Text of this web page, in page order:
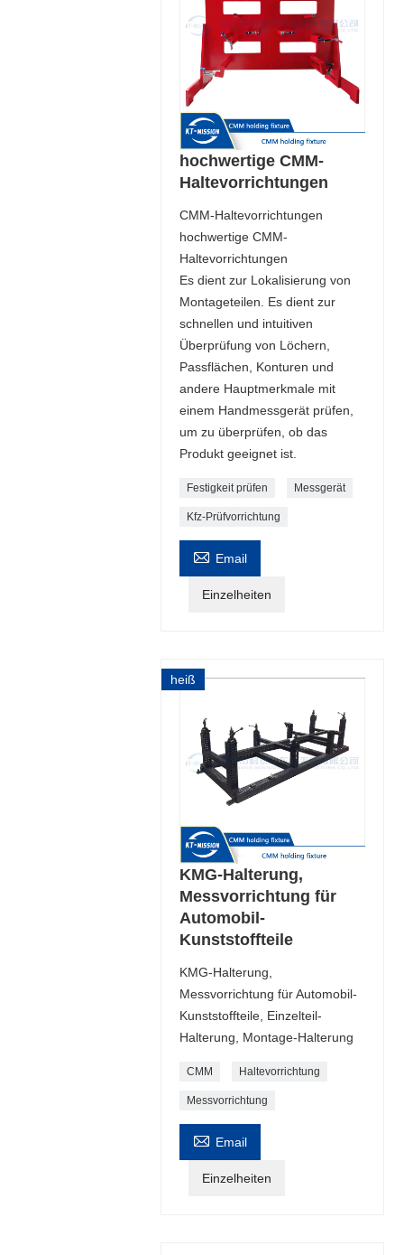
hochwertige CMM-
Haltevorrichtungen
CMM-Haltevorrichtungen
hochwertige CMM-
Haltevorrichtungen
Es dient zur Lokalisierung von
Montageteilen. Es dient zur
schnellen und intuitiven
Überprüfung von Löchern,
Passflächen, Konturen und
andere Hauptmerkmale mit
einem Handmessgerät prüfen,
um zu überprüfen, ob das
Produkt geeignet ist.
Festigkeit prüfen Messgerät
Kfz-Prüfvorrichtung
 Email
Einzelheiten
heiß
KMG-Halterung,
Messvorrichtung für
Automobil-
Kunststoffteile
KMG-Halterung,
Messvorrichtung für Automobil-
Kunststoffteile, Einzelteil-
Halterung, Montage-Halterung
CMM Haltevorrichtung
Messvorrichtung
 Email
Einzelheiten